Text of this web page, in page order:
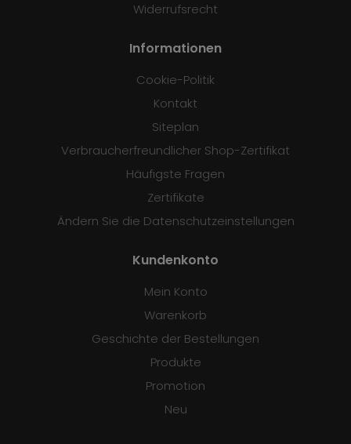
Widerrufsrecht
Informationen
Cookie-Politik
Kontakt
Siteplan
Verbraucherfreundlicher Shop-Zertifikat
Häufigste Fragen
Zertifikate
Ändern Sie die Datenschutzeinstellungen
Kundenkonto
Mein Konto
Warenkorb
Geschichte der Bestellungen
Produkte
Promotion
Neu